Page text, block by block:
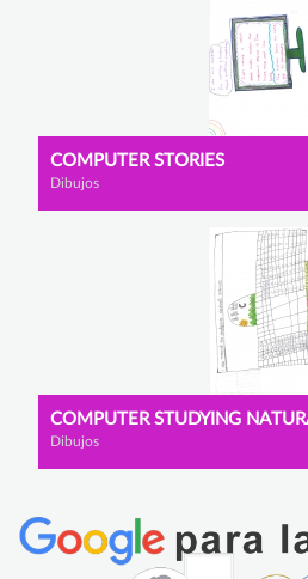
COMPUTER STORIES
Dibujos
Dibujos